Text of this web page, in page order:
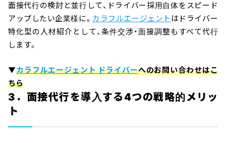
面接代行の検討と並行して、ドライバー採用自体をスピード
アップしたい企業様に。 カラフルエージェント はドライバー
特化型の人材紹介として、条件交渉・面接調整もすべて代行
します。
▼カラフルエージェント ドライバーへのお問い合わせはこ
ちら
3．面接代行を導入する4つの戦略的メリッ
ト